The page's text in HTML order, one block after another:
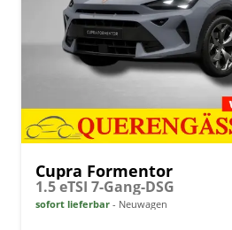
Cupra Formentor
1.5 eTSI 7-Gang-DSG
sofort lieferbar Neuwagen